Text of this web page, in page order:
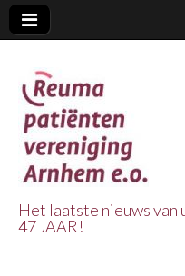
Het laatste nieuws van
47 JAAR!